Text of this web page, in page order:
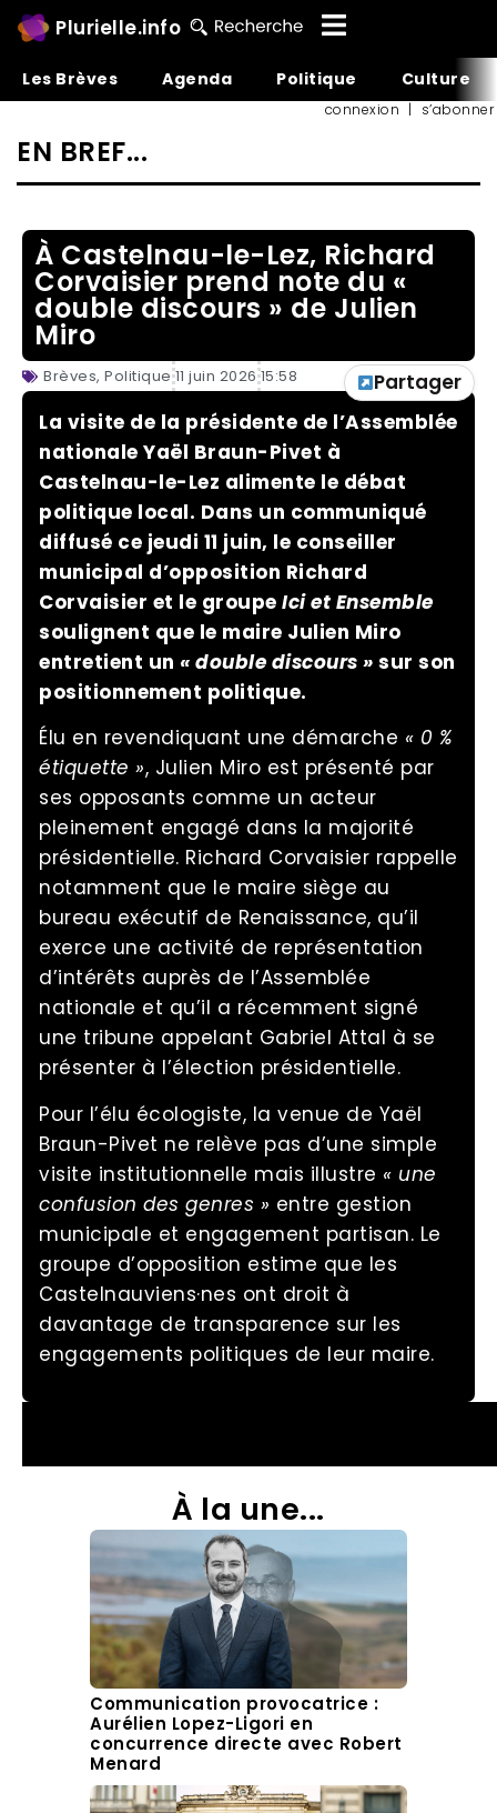
Plurielle.info
Les Brèves Agenda Politique Culture
connexion | s’abonner
EN BREF...
À Castelnau-le-Lez, Richard
Corvaisier prend note du «
double discours » de Julien
Miro
Brèves, Politique 11 juin 2026 15:58
Partager
La visite de la présidente de l’Assemblée
nationale Yaël Braun-Pivet à
Castelnau-le-Lez alimente le débat
politique local. Dans un communiqué
diffusé ce jeudi 11 juin, le conseiller
municipal d’opposition Richard
Corvaisier et le groupe Ici et Ensemble
soulignent que le maire Julien Miro
entretient un « double discours » sur son
positionnement politique.
Élu en revendiquant une démarche « 0 %
étiquette », Julien Miro est présenté par
ses opposants comme un acteur
pleinement engagé dans la majorité
présidentielle. Richard Corvaisier rappelle
notamment que le maire siège au
bureau exécutif de Renaissance, qu’il
exerce une activité de représentation
d’intérêts auprès de l’Assemblée
nationale et qu’il a récemment signé
une tribune appelant Gabriel Attal à se
présenter à l’élection présidentielle.
Pour l’élu écologiste, la venue de Yaël
Braun-Pivet ne relève pas d’une simple
visite institutionnelle mais illustre « une
confusion des genres » entre gestion
municipale et engagement partisan. Le
groupe d’opposition estime que les
Castelnauviens·nes ont droit à
davantage de transparence sur les
engagements politiques de leur maire.
À la une...
Communication provocatrice :
Aurélien Lopez-Ligori en
concurrence directe avec Robert
Menard